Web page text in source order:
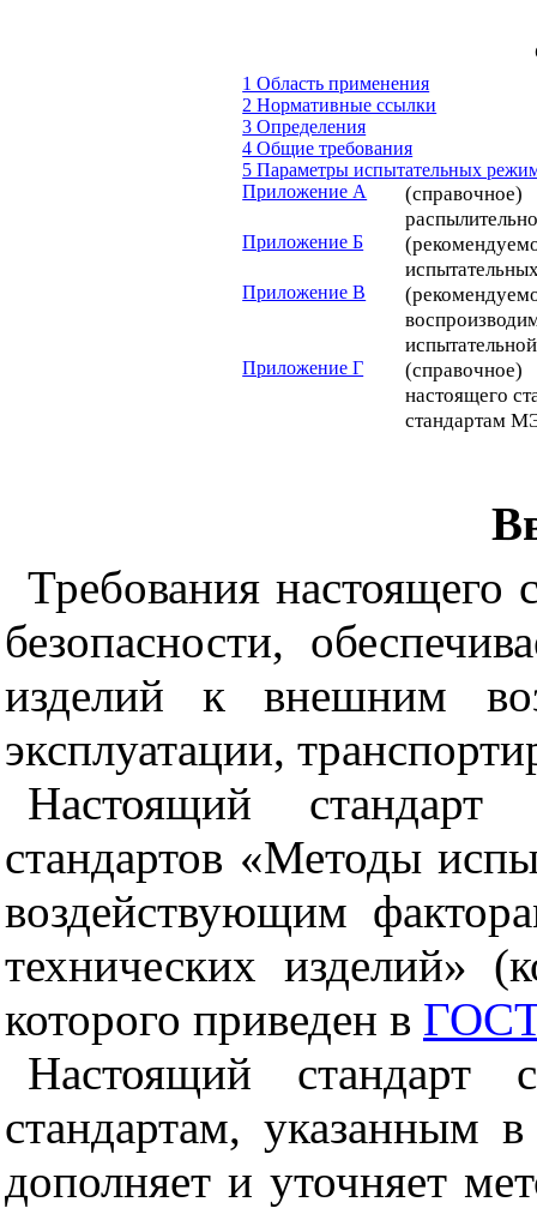
1 Область применения
2 Нормативные ссылки
3 Определения
4 Общие требования
5 Параметры испытательных
Приложение А
Приложение Б
Приложение В
Приложение Г
настоящего
стандартам
Требования настоящего
безопасности,
изделий к внешним
эксплуатации,
Настоящий стандарт
стандартов «Методы
воздействующим
технических изделий»
которого приведен в
Настоящий стандарт
стандартам, указанным
дополняет и уточняет